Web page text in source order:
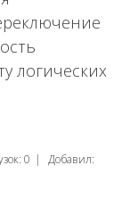
логических
0 |
Добавил: